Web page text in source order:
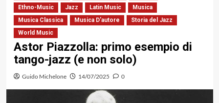
Ethno-Music
Jazz Latin Music
Musica
Musica Classica
Musica D'autore
Storia del Jazz
World Music
Astor Piazzolla: primo esempio di
tango-jazz (e non solo)
Guido Michelone 14/07/2025 0